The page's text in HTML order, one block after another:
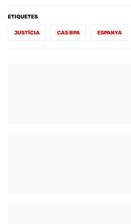
ETIQUETES
JUSTÍCIA CAS BPA ESPANYA